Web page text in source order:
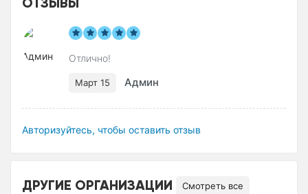
Отлично!
Март 15 Админ
Авторизуйтесь, чтобы оставить отзыв
ДРУГИЕ ОРГАНИЗАЦИИ Смотреть все